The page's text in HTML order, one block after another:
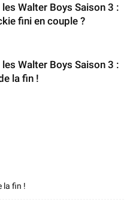
les Walter Boys Saison 3 :
fini en couple ?
les Walter Boys Saison 3 :
la fin !
la fin !